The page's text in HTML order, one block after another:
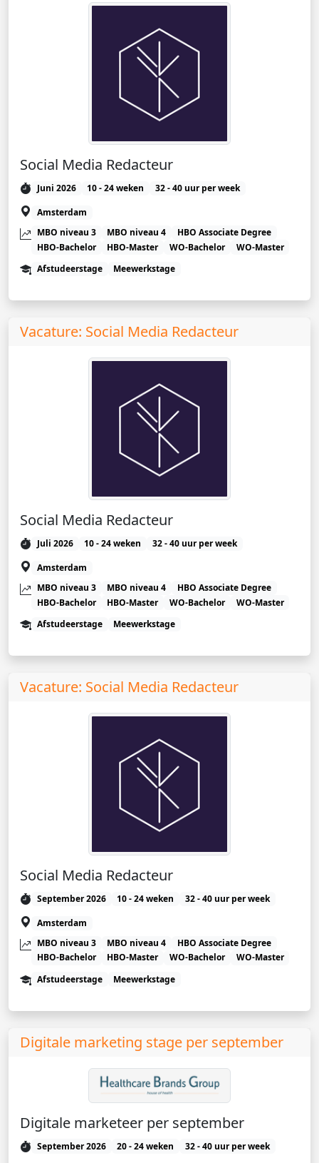
Social Media Redacteur
Juni 2026 10 - 24 weken
32 - 40 uur per week
Amsterdam
MBO niveau 3
MBO niveau 4
HBO Associate Degree
HBO-Bachelor
HBO-Master WO-Bachelor
WO-Master
Afstudeerstage
Meewerkstage
Vacature: Social Media Redacteur
Social Media Redacteur
Juli 2026 10 - 24 weken
32 - 40 uur per week
Amsterdam
MBO niveau 3
MBO niveau 4
HBO Associate Degree
HBO-Bachelor
HBO-Master WO-Bachelor
WO-Master
Afstudeerstage
Meewerkstage
Vacature: Social Media Redacteur
Social Media Redacteur
September 2026 10 - 24 weken
32 - 40 uur per week
Amsterdam
MBO niveau 3
MBO niveau 4
HBO Associate Degree
HBO-Bachelor
HBO-Master WO-Bachelor
WO-Master
Afstudeerstage
Meewerkstage
Digitale marketing stage per september
Digitale marketeer per september
September 2026 20 - 24 weken
32 - 40 uur per week